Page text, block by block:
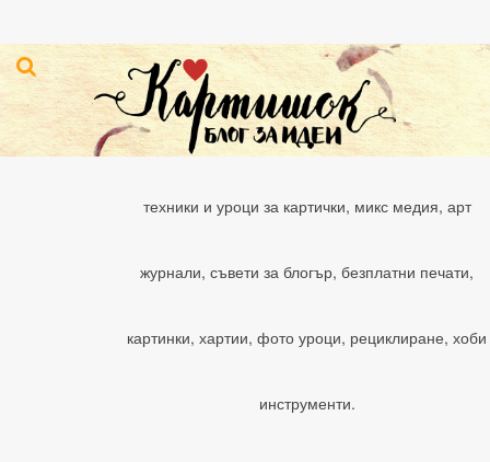
техники и уроци за картички, микс медия, арт
журнали, съвети за блогър, безплатни печати,
картинки, хартии, фото уроци, рециклиране, хоби
инструменти.